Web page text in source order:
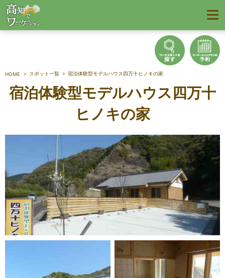
HOME スポット一覧 宿泊体験型モデルハウス四万十ヒノキの家
宿泊体験型モデルハウス四万十
ヒノキの家